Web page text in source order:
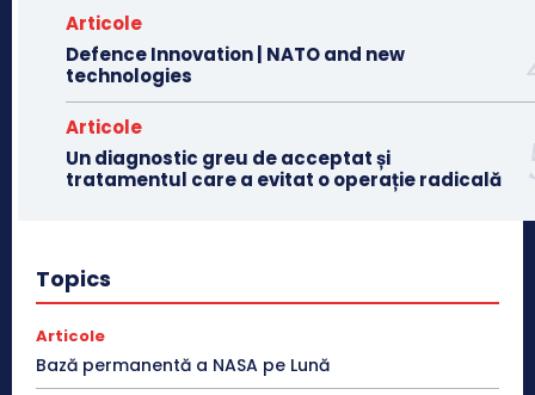
Articole
Defence Innovation | NATO and new
technologies
Articole
Un diagnostic greu de acceptat și
tratamentul care a evitat o operație radicală
Topics
Articole
Bază permanentă a NASA pe Lună